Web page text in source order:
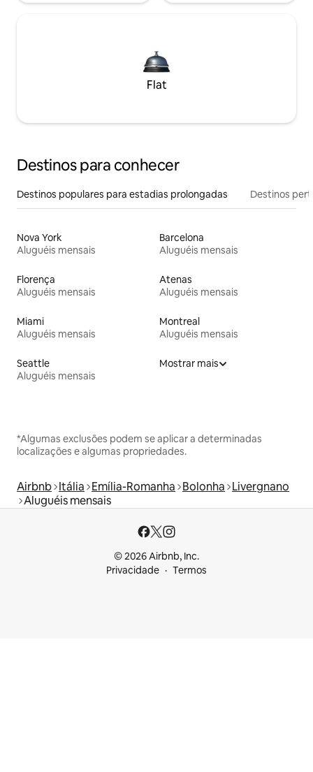
Flat
Destinos para conhecer
Destinos populares para estadias prolongadas Destinos
Nova York
Aluguéis mensais
Barcelona
Aluguéis mensais
Florença
Aluguéis mensais
Atenas
Aluguéis mensais
Miami
Aluguéis mensais
Montreal
Aluguéis mensais
Seattle
Aluguéis mensais
Mostrar mais
*Algumas exclusões podem se aplicar a determinadas
localizações e algumas propriedades.
Airbnb Itália Emília-Romanha Bolonha Livergnano
Aluguéis mensais
© 2026 Airbnb, Inc.
Privacidade
Termos